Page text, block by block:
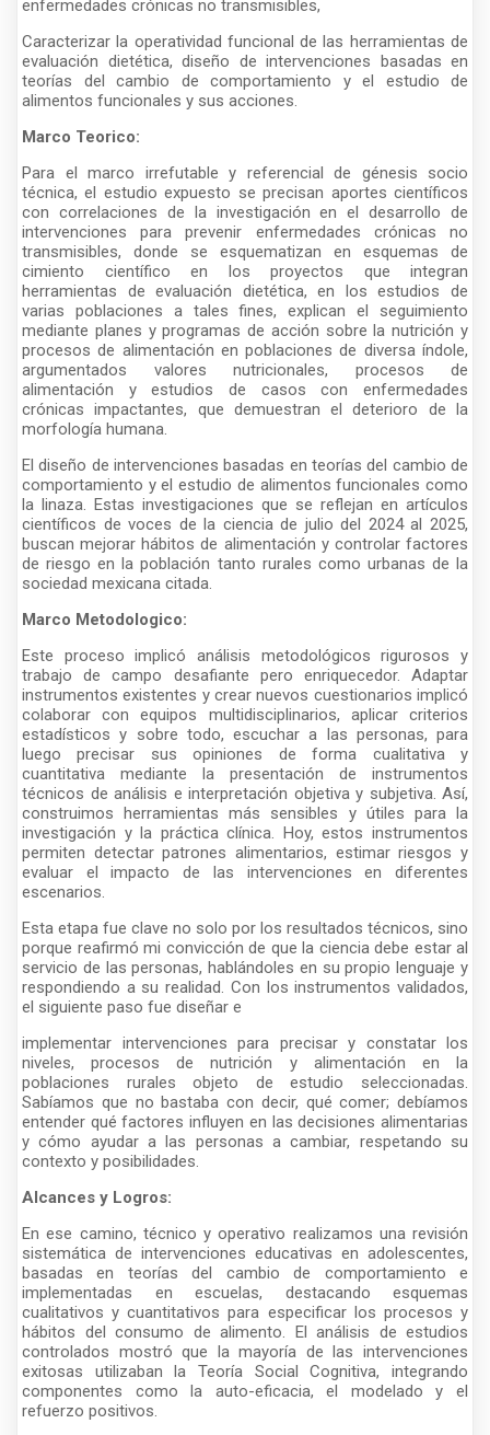
enfermedades crónicas no transmisibles,
Caracterizar la operatividad funcional de las herramientas de
evaluación dietética, diseño de intervenciones basadas en
teorías del cambio de comportamiento y el estudio de
alimentos funcionales y sus acciones.
Marco Teorico:
Para el marco irrefutable y referencial de génesis socio
técnica, el estudio expuesto se precisan aportes científicos
con correlaciones de la investigación en el desarrollo de
intervenciones para prevenir enfermedades crónicas no
transmisibles, donde se esquematizan en esquemas de
cimiento científico en los proyectos que integran
herramientas de evaluación dietética, en los estudios de
varias poblaciones a tales fines, explican el seguimiento
mediante planes y programas de acción sobre la nutrición y
procesos de alimentación en poblaciones de diversa índole,
argumentados valores nutricionales, procesos de
alimentación y estudios de casos con enfermedades
crónicas impactantes, que demuestran el deterioro de la
morfología humana.
El diseño de intervenciones basadas en teorías del cambio de
comportamiento y el estudio de alimentos funcionales como
la linaza. Estas investigaciones que se reflejan en artículos
científicos de voces de la ciencia de julio del 2024 al 2025,
buscan mejorar hábitos de alimentación y controlar factores
de riesgo en la población tanto rurales como urbanas de la
sociedad mexicana citada.
Marco Metodologico:
Este proceso implicó análisis metodológicos rigurosos y
trabajo de campo desafiante pero enriquecedor. Adaptar
instrumentos existentes y crear nuevos cuestionarios implicó
colaborar con equipos multidisciplinarios, aplicar criterios
estadísticos y sobre todo, escuchar a las personas, para
luego precisar sus opiniones de forma cualitativa y
cuantitativa mediante la presentación de instrumentos
técnicos de análisis e interpretación objetiva y subjetiva. Así,
construimos herramientas más sensibles y útiles para la
investigación y la práctica clínica. Hoy, estos instrumentos
permiten detectar patrones alimentarios, estimar riesgos y
evaluar el impacto de las intervenciones en diferentes
escenarios.
Esta etapa fue clave no solo por los resultados técnicos, sino
porque reafirmó mi convicción de que la ciencia debe estar al
servicio de las personas, hablándoles en su propio lenguaje y
respondiendo a su realidad. Con los instrumentos validados,
el siguiente paso fue diseñar e
implementar intervenciones para precisar y constatar los
niveles, procesos de nutrición y alimentación en la
poblaciones rurales objeto de estudio seleccionadas.
Sabíamos que no bastaba con decir, qué comer; debíamos
entender qué factores influyen en las decisiones alimentarias
y cómo ayudar a las personas a cambiar, respetando su
contexto y posibilidades.
Alcances y Logros:
En ese camino, técnico y operativo realizamos una revisión
sistemática de intervenciones educativas en adolescentes,
basadas en teorías del cambio de comportamiento e
implementadas en escuelas, destacando esquemas
cualitativos y cuantitativos para especificar los procesos y
hábitos del consumo de alimento. El análisis de estudios
controlados mostró que la mayoría de las intervenciones
exitosas utilizaban la Teoría Social Cognitiva, integrando
componentes como la auto-eficacia, el modelado y el
refuerzo positivos.